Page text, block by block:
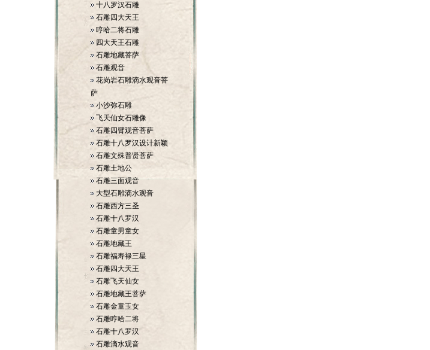
十八罗汉石雕
石雕四大天王
哼哈二将石雕
四大天王石雕
石雕地藏菩萨
石雕观音
花岗岩石雕滴水观音菩
萨
小沙弥石雕
飞天仙女石雕像
石雕四臂观音菩萨
石雕十八罗汉设计新颖
石雕文殊普贤菩萨
石雕土地公
石雕三面观音
大型石雕滴水观音
石雕西方三圣
石雕十八罗汉
石雕童男童女
石雕地藏王
石雕福寿禄三星
石雕四大天王
石雕飞天仙女
石雕地藏王菩萨
石雕金童玉女
石雕哼哈二将
石雕十八罗汉
石雕滴水观音